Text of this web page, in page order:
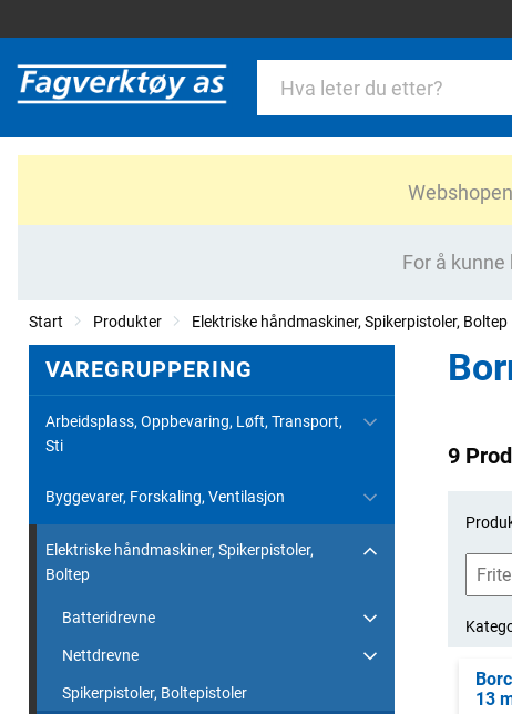
For å
Start Produkter Elektriske håndmaskiner, Spikerpistoler, Boltep
VAREGRUPPERING
Arbeidsplass, Oppbevaring, Løft, Transport,
Sti
Byggevarer, Forskaling, Ventilasjon
Elektriske håndmaskiner, Spikerpistoler,
Boltep
Batteridrevne
Nettdrevne
Spikerpistoler, Boltepistoler
9
13